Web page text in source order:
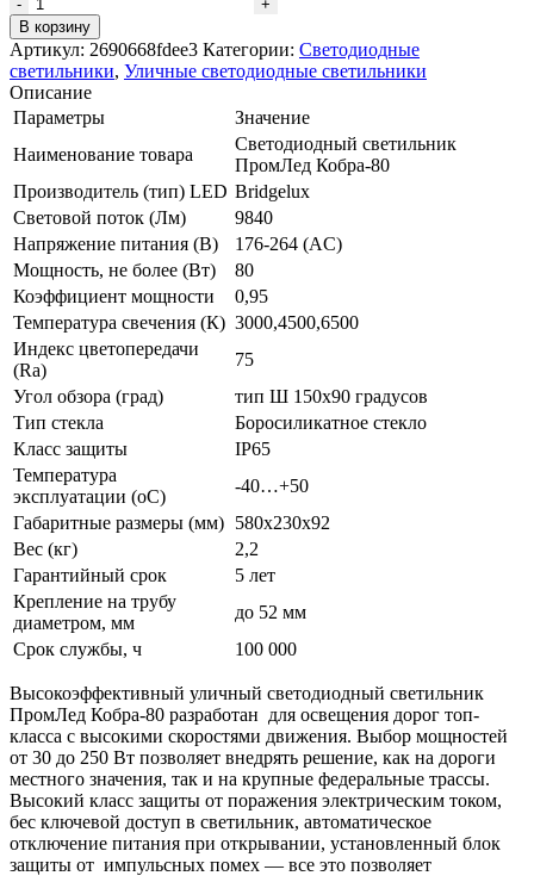
товара
Светодиодный
светильник
ПромЛед
В корзину
Артикул: 2690668fdee3 Категории: Светодиодные
светильники, Уличные светодиодные светильники
Описание
Параметры
Значение
Наименование товара
Светодиодный светильник
ПромЛед Кобра-80
Производитель (тип) LED Bridgelux
Световой поток (Лм)
9840
Напряжение питания (В)
176-264 (AC)
Мощность, не более (Вт)
80
Коэффициент мощности
0,95
Температура свечения (К) 3000,4500,6500
Индекс цветопередачи
(Ra)
75
Угол обзора (град)
тип Ш 150х90 градусов
Тип стекла
Боросиликатное стекло
Класс защиты
IP65
Температура
эксплуатации (oС)
-40…+50
Габаритные размеры (мм) 580x230x92
Вес (кг)
2,2
Гарантийный срок
5 лет
Крепление на трубу
диаметром, мм
до 52 мм
Срок службы, ч
100 000
Высокоэффективный уличный светодиодный светильник
ПромЛед Кобра-80 разработан для освещения дорог топ-
класса с высокими скоростями движения. Выбор мощностей
от 30 до 250 Вт позволяет внедрять решение, как на дороги
местного значения, так и на крупные федеральные трассы.
Высокий класс защиты от поражения электрическим током,
бес ключевой доступ в светильник, автоматическое
отключение питания при открывании, установленный блок
защиты от импульсных помех — все это позволяет